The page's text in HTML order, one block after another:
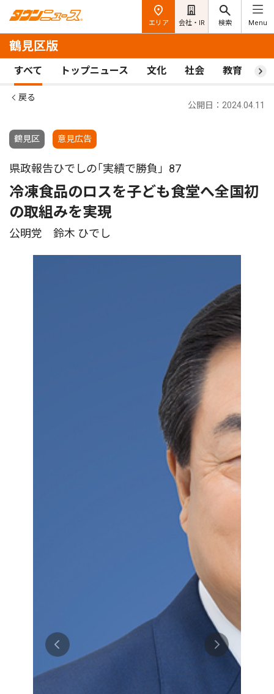
エリア 会社・IR 検索 Menu
鶴見区版
すべて トップニュース 文化 社会 教育 ス
戻る
鶴見区 意見広告
公開日：2024.04.11
県政報告ひでしの｢実績で勝負」87
冷凍食品のロスを子ども食堂へ全国初
の取組みを実現
公明党 鈴木 ひでし